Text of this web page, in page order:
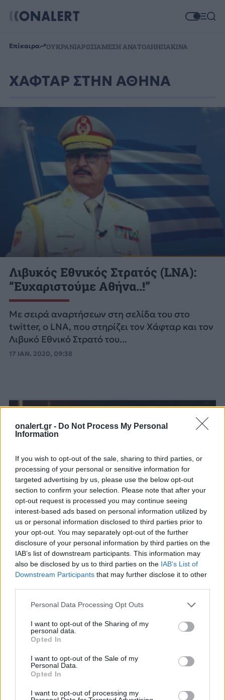
onalert.gr - Do Not Process My Personal
Information
If you wish to opt-out of the sale, sharing to third parties, or
processing of your personal or sensitive information for
targeted advertising by us, please use the below opt-out
section to confirm your selection. Please note that after your
opt-out request is processed you may continue seeing
interest-based ads based on personal information utilized by
us or personal information disclosed to third parties prior to
your opt-out. You may separately opt-out of the further
disclosure of your personal information by third parties on the
IAB’s list of downstream participants. This information may
also be disclosed by us to third parties on the IAB’s List of
Downstream Participants that may further disclose it to other
Personal Data Processing Opt Outs
I want to opt-out of the Sharing of my
personal data.
Opted In
I want to opt-out of the Sale of my
Personal Data.
Opted In
I want to opt-out of processing my
Επίκαιρα ΟΥΚΡΑΝΙΑΡΩΣΙΑΜΕΣΗ ΑΝΑΤΟΛΗΗΠΑΚΙΝΑ
ΧΑΦΤΑΡ ΣΤΗΝ ΑΘΗΝΑ
Λιβυκός Εθνικός Στρατός (LNA):
“Ευχαριστούμε Αθήνα..!”
Με σειρά αναρτήσεων στη σελίδα του στο
twitter, ο LNA, που στηρίζει τον Χάφταρ και τον
Λιβυκό Εθνικό Στρατό του...
17 ΙΑΝ. 2020, 09:38
Χάφταρ: Κρίσιμες συναντήσεις με
πρωθυπουργό και ΥΠΕΞ στην Αθήνα
Βασικός στόχος της Ελλάδας να εξασφαλίσει
πως ο στρατάρχης Χάφταρ, θα συναινέσει
του μνημονίου της...
17 ΙΑΝ. 2020, 09:26